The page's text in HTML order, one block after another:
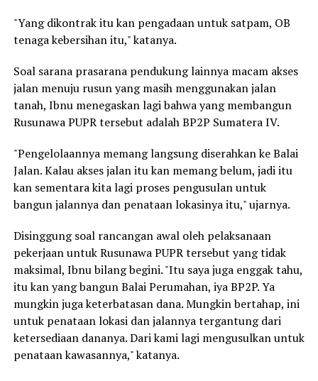
"Yang dikontrak itu kan pengadaan untuk satpam, OB
tenaga kebersihan itu," katanya.
Soal sarana prasarana pendukung lainnya macam akses
jalan menuju rusun yang masih menggunakan jalan
tanah, Ibnu menegaskan lagi bahwa yang membangun
Rusunawa PUPR tersebut adalah BP2P Sumatera IV.
"Pengelolaannya memang langsung diserahkan ke Balai
Jalan. Kalau akses jalan itu kan memang belum, jadi itu
kan sementara kita lagi proses pengusulan untuk
bangun jalannya dan penataan lokasinya itu," ujarnya.
Disinggung soal rancangan awal oleh pelaksanaan
pekerjaan untuk Rusunawa PUPR tersebut yang tidak
maksimal, Ibnu bilang begini. "Itu saya juga enggak tahu,
itu kan yang bangun Balai Perumahan, iya BP2P. Ya
mungkin juga keterbatasan dana. Mungkin bertahap, ini
untuk penataan lokasi dan jalannya tergantung dari
ketersediaan dananya. Dari kami lagi mengusulkan untuk
penataan kawasannya," katanya.